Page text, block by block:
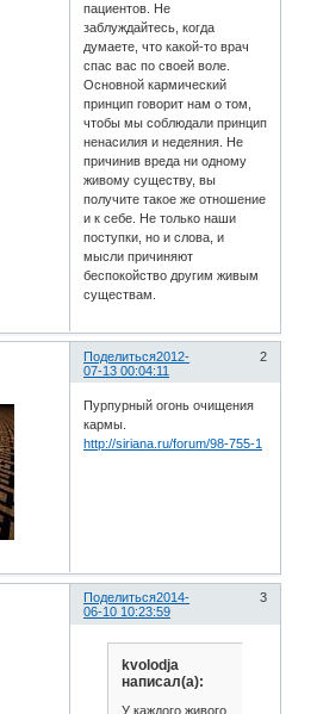
пациентов. Не
заблуждайтесь, когда
думаете, что какой-то врач
спас вас по своей воле.
Основной кармический
принцип говорит нам о том,
чтобы мы соблюдали принцип
ненасилия и недеяния. Не
причинив вреда ни одному
живому существу, вы
получите такое же отношение
и к себе. Не только наши
поступки, но и слова, и
мысли причиняют
беспокойство другим живым
существам.
Поделиться 2
2012-
07-13 00:04:11
Пурпурный огонь очищения
кармы.
http://siriana.ru/forum/98-755-1
Поделиться 3
2014-
06-10 10:23:59
kvolodja
написал(а):
У каждого живого